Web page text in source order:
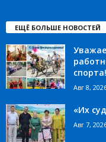
ЕЩЁ БОЛЬШЕ НОВОСТЕЙ
спорта!
Авг 8,
«Их
Авг 7,